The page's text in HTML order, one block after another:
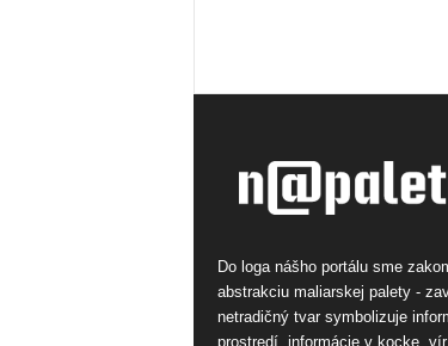
Do loga nášho portálu sme
abstrakciu maliarskej palety -
netradičný tvar symbolizuje
prostredí, informácie v kocke, vír